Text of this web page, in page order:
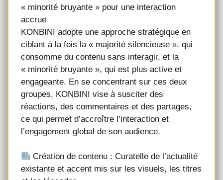
« minorité bruyante » pour une interaction
accrue
KONBINI adopte une approche stratégique en
ciblant à la fois la « majorité silencieuse », qui
consomme du contenu sans interagir, et la
« minorité bruyante », qui est plus active et
engageante. En se concentrant sur ces deux
groupes, KONBINI vise à susciter des
réactions, des commentaires et des partages,
ce qui permet d’accroître l’interaction et
l’engagement global de son audience.
Création de contenu : Curatelle de l’actualité
existante et accent mis sur les visuels, les titres